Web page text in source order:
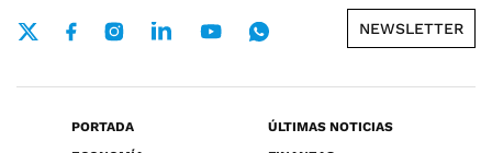
NEWSLETTER
PORTADA
ÚLTIMAS NOTICIAS